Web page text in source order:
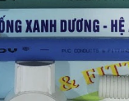
TỤ BÙ 380V 4 CẤP -
HJKL5CQ4S - HIMEL
đ 1,759,000 đ
MUA NGAY